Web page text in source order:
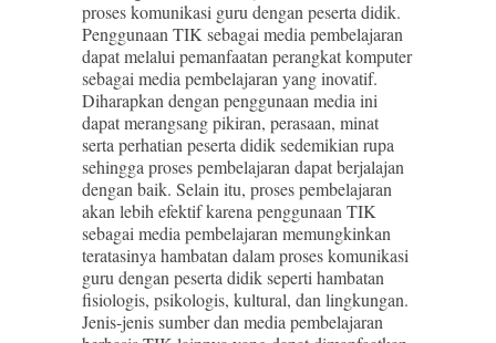
proses komunikasi guru dengan peserta didik.
Penggunaan TIK sebagai media pembelajaran
dapat melalui pemanfaatan perangkat komputer
sebagai media pembelajaran yang inovatif.
Diharapkan dengan penggunaan media ini
dapat merangsang pikiran, perasaan, minat
serta perhatian peserta didik sedemikian rupa
sehingga proses pembelajaran dapat berjalajan
dengan baik. Selain itu, proses pembelajaran
akan lebih efektif karena penggunaan TIK
sebagai media pembelajaran memungkinkan
teratasinya hambatan dalam proses komunikasi
guru dengan peserta didik seperti hambatan
fisiologis, psikologis, kultural, dan lingkungan.
Jenis-jenis sumber dan media pembelajaran